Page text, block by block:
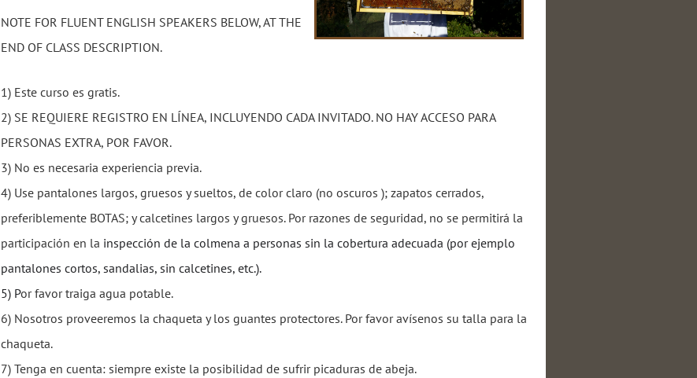
NOTE FOR FLUENT ENGLISH SPEAKERS BELOW, AT THE
END OF CLASS DESCRIPTION.
1) Este curso es gratis.
2) SE REQUIERE REGISTRO EN LÍNEA, INCLUYENDO CADA INVITADO. NO HAY ACCESO PARA
PERSONAS EXTRA, POR FAVOR.
3) No es necesaria experiencia previa.
4) Use pantalones largos, gruesos y sueltos, de color claro (no oscuros ); zapatos cerrados,
preferiblemente BOTAS; y calcetines largos y gruesos. Por razones de seguridad, no se permitirá la
participación en la inspección de la colmena a personas sin la cobertura adecuada (por ejemplo
pantalones cortos, sandalias, sin calcetines, etc.).
5) Por favor traiga agua potable.
6) Nosotros proveeremos la chaqueta y los guantes protectores. Por favor avísenos su talla para la
chaqueta.
7) Tenga en cuenta: siempre existe la posibilidad de sufrir picaduras de abeja.